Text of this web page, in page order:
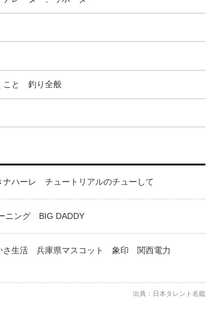
こと 釣り全般
ナハーレ チュートリアルのチューして
ニング BIG DADDY
さ生活 兵庫県マスコット 象印 関西電力
出典：日本タレント名鑑